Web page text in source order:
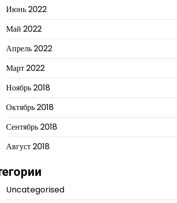
Июнь 2022
Май 2022
Апрель 2022
Март 2022
Ноябрь 2018
Октябрь 2018
Сентябрь 2018
Август 2018
Uncategorised